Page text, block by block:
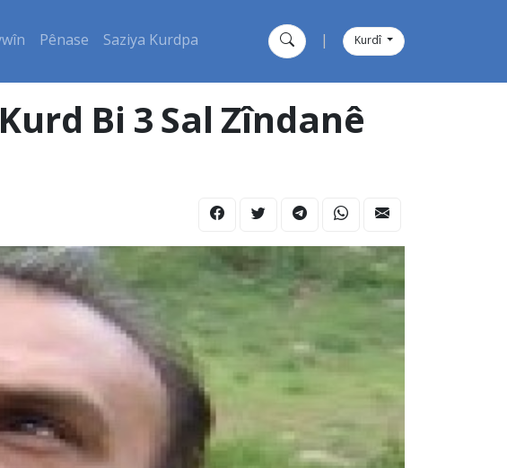
Pênase Saziya Kurdpa Kurdî
Bi 3 Sal Zîndanê